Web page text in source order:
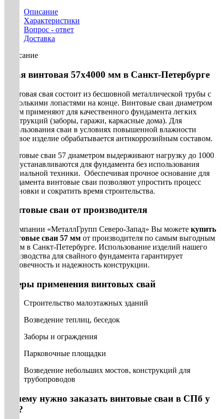
Описание
Характеристики
Вопрос - ответ
Доставка
Описание
Свая винтовая 57х4000 мм в Санкт-Петербурге
Винтовая свая состоит из бесшовной металлической трубы с
несколькими лопастями на конце. Винтовые сваи диаметром
57 мм применяют для качественного фундамента легких
конструкций (заборы, гаражи, каркасные дома). Для
использования сваи в условиях повышенной влажности
готовое изделие обрабатывается антикоррозийным составом.
Винтовые сваи 57 диаметром выдерживают нагрузку до 1000
кг и устанавливаются для фундамента без использования
специальной техники. Обеспечивая прочное основание для
фундамента винтовые сваи позволяют упростить процесс
установки и сократить время строительства.
Винтовые сваи от производителя
В компании «МеталлГрупп Северо-Запад» Вы можете купить
винтовые сваи 57 мм от производителя по самым выгодным
ценам в Санкт-Петербурге. Использование изделий нашего
производства для свайного фундамента гарантирует
долговечность и надежность конструкции.
Сферы применения винтовых свай
Строительство малоэтажных зданий
Возведение теплиц, беседок
Заборы и ограждения
Парковочные площадки
Возведение небольших мостов, конструкций для
трубопроводов
Почему нужно заказать винтовые сваи в СПб у
нас?